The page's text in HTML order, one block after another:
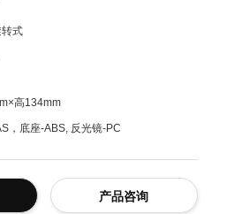
式
高134mm
，底座-ABS, 反光镜-PC
产品咨询